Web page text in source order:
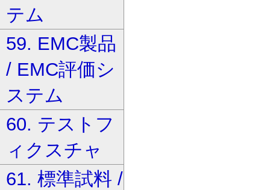
テム
59. EMC製品
/ EMC評価シ
ステム
60. テストフ
ィクスチャ
61. 標準試料 /